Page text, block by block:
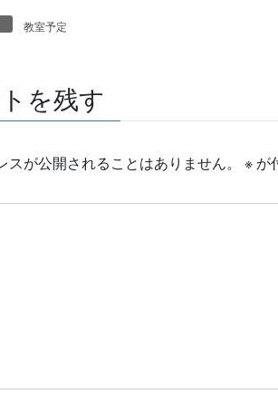
教室予定
を残す
スが公開されることはありません。 ※ が